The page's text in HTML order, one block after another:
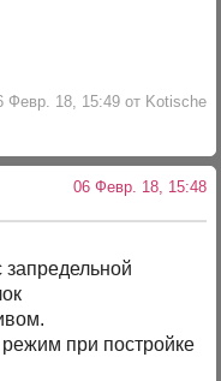
Февр. 18, 15:49 от Kotische
06 Февр. 18, 15:48
режим при постройке